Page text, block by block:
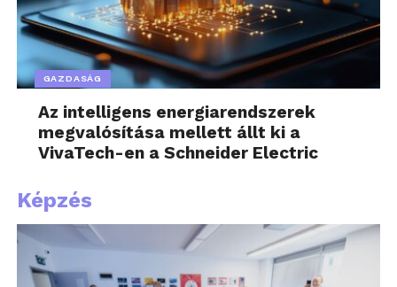
GAZDASÁG
Az intelligens energiarendszerek
megvalósítása mellett állt ki a
VivaTech-en a Schneider Electric
Képzés